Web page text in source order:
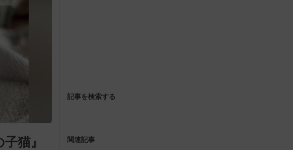
猫』
記事を検索する
関連記事